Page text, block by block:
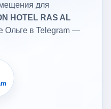
для
HOTEL RAS AL
Ольге в Telegram —